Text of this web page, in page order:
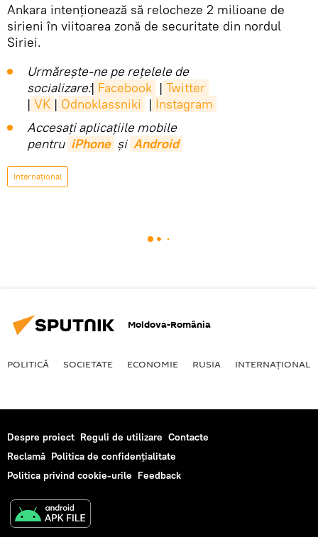
Ankara intenţionează să relocheze 2 milioane de
sirieni în viitoarea zonă de securitate din nordul
Siriei.
Urmărește-ne pe rețelele de
socializare:| Facebook | Twitter
| VK | Odnoklassniki | Instagram
Accesaţi aplicaţiile mobile
pentru iPhone și Android
Internaţional
Moldova-România
POLITICĂ SOCIETATE ECONOMIE RUSIA INTERNAŢIONAL
Despre proiect Reguli de utilizare Contacte
Reclamă Politica de confidențialitate
Politica privind cookie-urile Feedback